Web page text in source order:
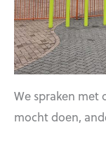
We spraken met
mocht doen,